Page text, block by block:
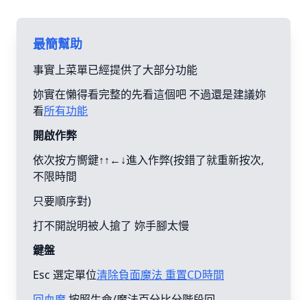
最簡幫助
事實上菜單已經提供了大部分功能
妳實在懶得看完整的先看這個吧 不過還是建議妳
看所有功能
開啟作弊
依次按方嚮鍵↑↑←↓進入作弊(按錯了就重新按次,
不限時間
只要順序對)
打不開說明被人搶了 妳手腳太慢
鍵盤
Esc 選定單位清除負面魔法 重置CD時間